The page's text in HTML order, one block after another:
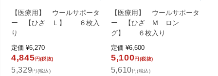
【医療用】 ウールサポータ
ー 【ひざ Ｌ】 ６枚入
り
定価 ¥6,270
4,845 円(税抜)
5,329円(税込)
【医療用】 ウールサポータ
ー 【ひざ Ｍ ロン
グ】 ６枚入り
定価 ¥6,600
5,100円(税抜)
5,610円(税込)